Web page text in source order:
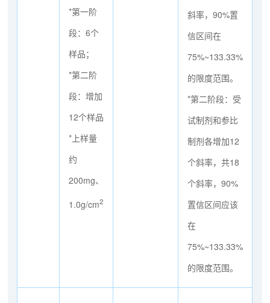
*第一阶
段：6个
样品；
*第二阶
段：增加
12个样品
*上样量
约
200mg、
1.0g/cm2
斜率，90%置
信区间在
75%~133.33%
的限度范围。
*第二阶段：受
试制剂和参比
制剂各增加12
个斜率，共18
个斜率，90%
置信区间应该
在
75%~133.33%
的限度范围。